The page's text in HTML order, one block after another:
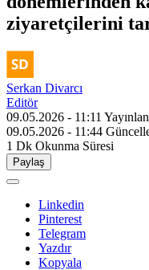
ziyaretçilerini
Serkan Divarcı
Editör
09.05.2026 - 11:11
09.05.2026 - 11:44
1 Dk Okunma Süresi
Paylaş
Linkedin
Pinterest
Telegram
Yazdır
Kopyala